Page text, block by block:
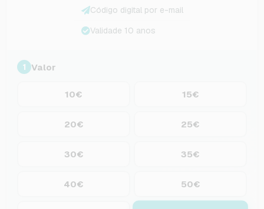
Código digital por e-mail
Validade 10 anos
1 Valor
10€ 15€
20€ 25€
30€ 35€
40€ 50€